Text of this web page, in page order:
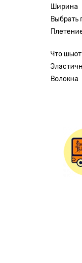
Ширина
Выбрать
Что
Волокна